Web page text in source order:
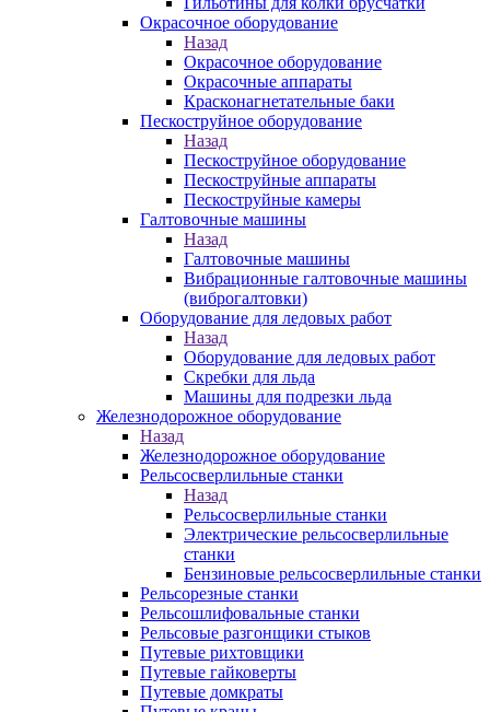
Окрасочное оборудование
Назад
Окрасочное оборудование
Окрасочные аппараты
Красконагнетательные баки
Пескоструйное оборудование
Назад
Пескоструйное оборудование
Пескоструйные аппараты
Пескоструйные камеры
Галтовочные машины
Назад
Галтовочные машины
Вибрационные галтовочные машины
(виброгалтовки)
Оборудование для ледовых работ
Назад
Оборудование для ледовых работ
Скребки для льда
Машины для подрезки льда
Железнодорожное оборудование
Назад
Железнодорожное оборудование
Рельсосверлильные станки
Назад
Рельсосверлильные станки
Электрические рельсосверлильные
станки
Бензиновые рельсосверлильные станки
Рельсорезные станки
Рельсошлифовальные станки
Рельсовые разгонщики стыков
Путевые рихтовщики
Путевые гайковерты
Путевые домкраты